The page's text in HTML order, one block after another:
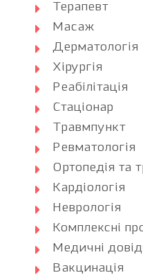
Терапевт
Масаж
Дерматологія
Хірургія
Реабілітація
Стаціонар
Травмпункт
Ревматологія
Ортопедія та
Кардіологія
Неврологія
Комплексні
Медичні
Вакцинація